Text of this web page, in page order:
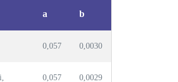
a b
0,057 0,0030
0,057 0,0029